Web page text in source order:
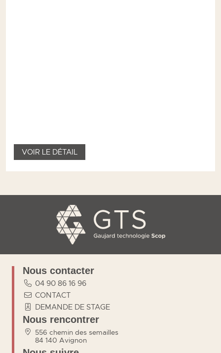
VOIR LE DÉTAIL
Nous contacter
04 90 86 16 96
CONTACT
DEMANDE DE STAGE
Nous rencontrer
556 chemin des semailles
84 140 Avignon